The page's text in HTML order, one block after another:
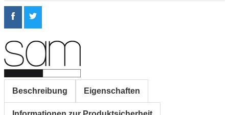
Beschreibung Eigenschaften